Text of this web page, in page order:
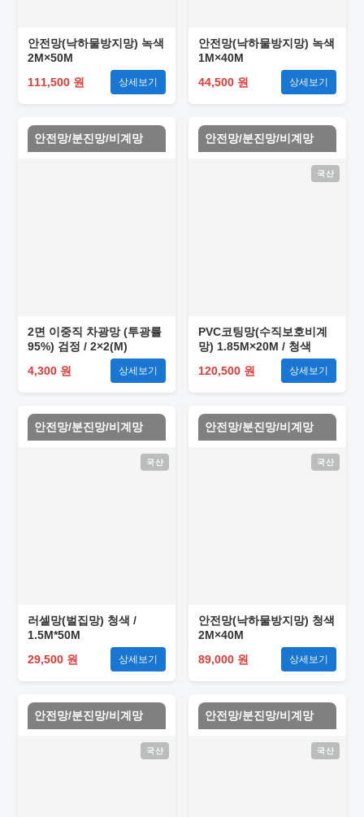
안전망(낙하물방지망) 녹색
2M×50M
111,500 원
상세보기
안전망(낙하물방지망) 녹색
1M×40M
44,500 원
상세보기
안전망/분진망/비계망
2면 이중직 차광망 (투광률
95%) 검정 / 2×2(M)
4,300 원
상세보기
안전망/분진망/비계망
국산
PVC코팅망(수직보호비계
망) 1.85M×20M / 청색
120,500 원
상세보기
안전망/분진망/비계망
국산
러셀망(벌집망) 청색 /
1.5M*50M
29,500 원
상세보기
안전망/분진망/비계망
국산
안전망(낙하물방지망) 청색
2M×40M
89,000 원
상세보기
안전망/분진망/비계망
국산
안전망/분진망/비계망
국산